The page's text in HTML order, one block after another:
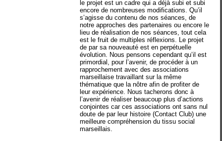
le projet est un cadre qui a déjà subi et subi
encore de nombreuses modifications. Qu’il
s’agisse du contenu de nos séances, de
notre approches des partenaires ou encore le
lieu de réalisation de nos séances, tout cela
est le fruit de multiples réflexions. Le projet
de par sa nouveauté est en perpétuelle
évolution. Nous pensons cependant qu’il est
primordial, pour l’avenir, de procéder à un
rapprochement avec des associations
marseillaise travaillant sur la même
thématique que la nôtre afin de profiter de
leur expérience. Nous tacherons donc à
l’avenir de réaliser beaucoup plus d’actions
conjointes car ces associations ont sans nul
doute de par leur histoire (Contact Club) une
meilleure compréhension du tissu social
marseillais.